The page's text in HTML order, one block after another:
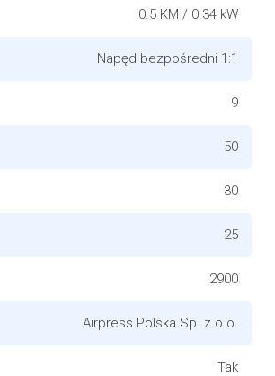
0.5 KM / 0.34 kW
Napęd bezpośredni 1:1
9
50
30
25
2900
Airpress Polska Sp. z o.o.
Tak